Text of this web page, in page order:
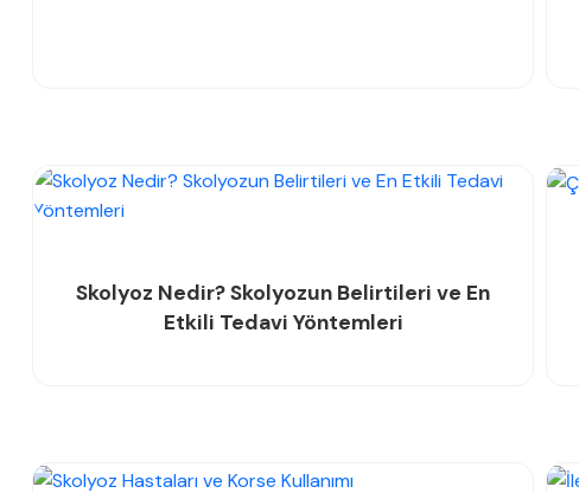
Skolyoz Nedir? Skolyozun Belirtileri ve En
Etkili Tedavi Yöntemleri